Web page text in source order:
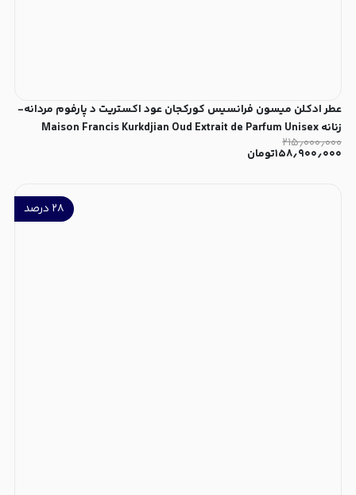
عطر ادکلن میسون فرانسیس کورکجان عود اکستریت د پارفوم مردانه-
زنانه Maison Francis Kurkdjian Oud Extrait de Parfum Unisex
۲۱۵٫۰۰۰٫۰۰۰
۱۵۸٫۹۰۰٫۰۰۰تومان
۲۸ درصد